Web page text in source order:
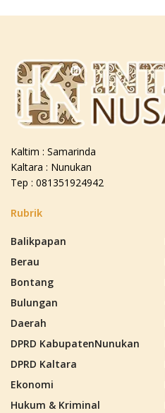
Kaltim : Samarinda
Kaltara : Nunukan
Tep : 081351924942
Rubrik
Balikpapan
Berau
Bontang
Bulungan
Daerah
DPRD KabupatenNunukan
DPRD Kaltara
Ekonomi
Hukum & Kriminal